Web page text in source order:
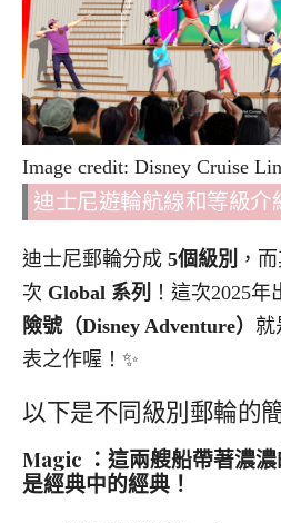
Image credit: Disney Cruise
迪士尼遊輪航線和等級介
迪士尼郵輪分成 5個級別 ，
次 Global 系列 ！這次2025
險號（Disney Adventure） 就
表之作喔！✨
以下是不同級別郵輪的
Magic ：這兩艘船帶著濃濃
是經典中的經典！